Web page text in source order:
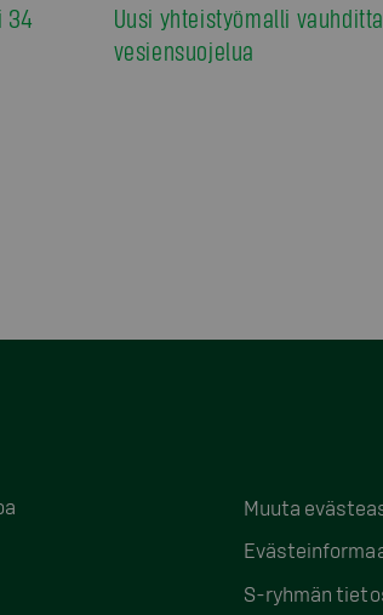
34
Uusi yhteistyömalli
vesiensuojelua
Muuta
S-ryhmän